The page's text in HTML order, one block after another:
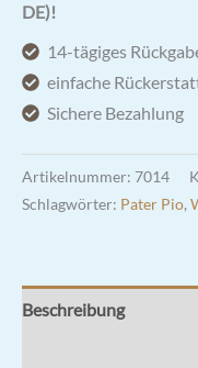
165/50mm
Menge
DE)!
14-tägiges
einfache
Sichere Bezahlung
Artikelnummer: 7014
Schlagwörter: Pater Pio,
Beschreibung